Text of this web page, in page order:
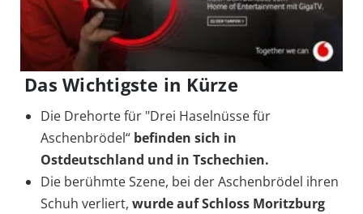
Das Wichtigste in Kürze
Die Drehorte für "Drei Haselnüsse für
Aschenbrödel“ befinden sich in
Ostdeutschland und in Tschechien.
Die berühmte Szene, bei der Aschenbrödel ihren
Schuh verliert, wurde auf Schloss Moritzburg